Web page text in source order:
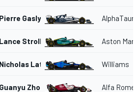
Pierre Gasly AlphaTauri
Lance Stroll Aston
Nicholas Latifi Williams
Guanyu Zhou Alfa Romeo